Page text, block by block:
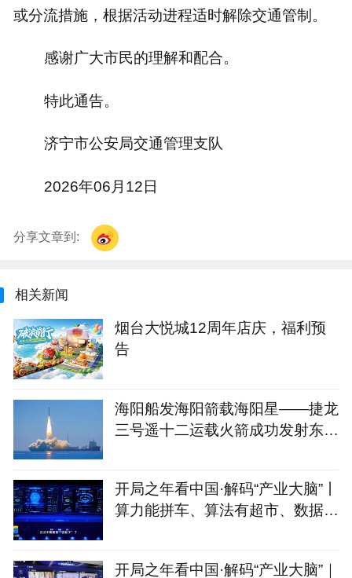
或分流措施，根据活动进程适时解除交通管制。
感谢广大市民的理解和配合。
特此通告。
济宁市公安局交通管理支队
2026年06月12日
分享文章到:
相关新闻
烟台大悦城12周年店庆，福利预
告
海阳船发海阳箭载海阳星——捷龙
三号遥十二运载火箭成功发射东方
开局之年看中国·解码“产业大脑”丨
算力能拼车、算法有超市、数据不
开局之年看中国·解码“产业大脑”｜